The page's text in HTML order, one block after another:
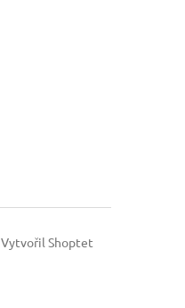
Vytvořil Shoptet